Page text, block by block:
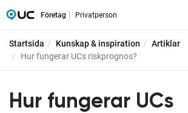
Företag Privatperson
Startsida Kunskap & inspiration
Artiklar
Hur fungerar UCs riskprognos?
Hur fungerar UCs